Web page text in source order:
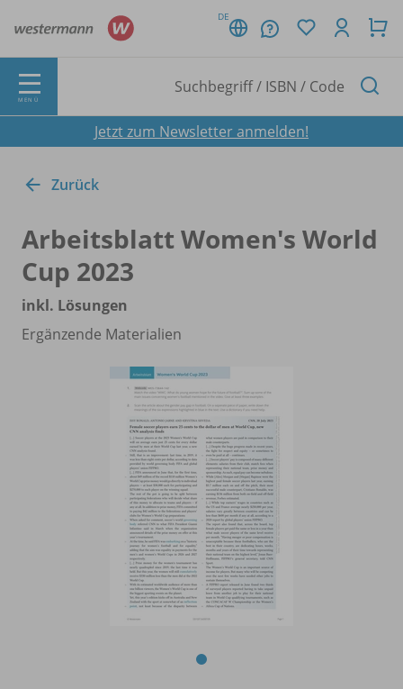
DE
MENÜ
Jetzt zum Newsletter anmelden!
Zurück
Arbeitsblatt Women's World
Cup 2023
inkl. Lösungen
Ergänzende Materialien